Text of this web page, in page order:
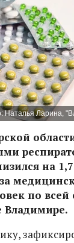
Наталья Ларина,
на
по всей
Владимире.